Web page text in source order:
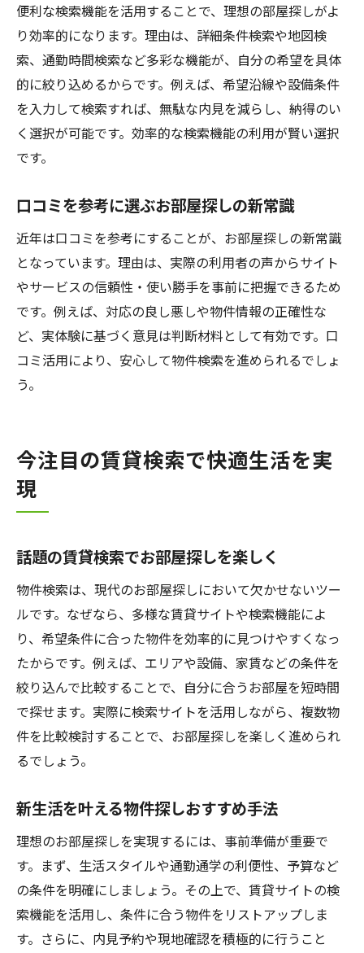
便利な検索機能を活用することで、理想の部屋探しがよ
り効率的になります。理由は、詳細条件検索や地図検
索、通勤時間検索など多彩な機能が、自分の希望を具体
的に絞り込めるからです。例えば、希望沿線や設備条件
を入力して検索すれば、無駄な内見を減らし、納得のい
く選択が可能です。効率的な検索機能の利用が賢い選択
です。
口コミを参考に選ぶお部屋探しの新常識
近年は口コミを参考にすることが、お部屋探しの新常識
となっています。理由は、実際の利用者の声からサイト
やサービスの信頼性・使い勝手を事前に把握できるため
です。例えば、対応の良し悪しや物件情報の正確性な
ど、実体験に基づく意見は判断材料として有効です。口
コミ活用により、安心して物件検索を進められるでしょ
う。
今注目の賃貸検索で快適生活を実
現
話題の賃貸検索でお部屋探しを楽しく
物件検索は、現代のお部屋探しにおいて欠かせないツー
ルです。なぜなら、多様な賃貸サイトや検索機能によ
り、希望条件に合った物件を効率的に見つけやすくなっ
たからです。例えば、エリアや設備、家賃などの条件を
絞り込んで比較することで、自分に合うお部屋を短時間
で探せます。実際に検索サイトを活用しながら、複数物
件を比較検討することで、お部屋探しを楽しく進められ
るでしょう。
新生活を叶える物件探しおすすめ手法
理想のお部屋探しを実現するには、事前準備が重要で
す。まず、生活スタイルや通勤通学の利便性、予算など
の条件を明確にしましょう。その上で、賃貸サイトの検
索機能を活用し、条件に合う物件をリストアップしま
す。さらに、内見予約や現地確認を積極的に行うこと